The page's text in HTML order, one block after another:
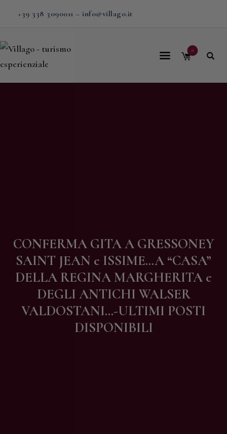
+39 338 3090011 – info@villago.it
0
CONFERMA GITA A GRESSONEY
SAINT JEAN e ISSIME…A “CASA”
DELLA REGINA MARGHERITA e
DEGLI ANTICHI WALSER
VALDOSTANI…-ULTIMI POSTI
DISPONIBILI
Home
Contatti